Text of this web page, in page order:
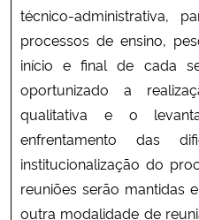
Banco Central do Brasil
Planalto
técnico-administrativa,
processos de ensino,
início e final de cada
oportunizado a
qualitativa e o
enfrentamento das
institucionalização do
reuniões serão mantidas
outra modalidade de